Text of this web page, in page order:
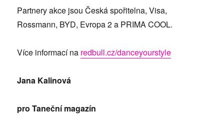
Partnery akce jsou Česká spořitelna, Visa,
Rossmann, BYD, Evropa 2 a PRIMA COOL.
Více informací na redbull.cz/danceyourstyle
Jana Kalinová
pro Taneční magazín